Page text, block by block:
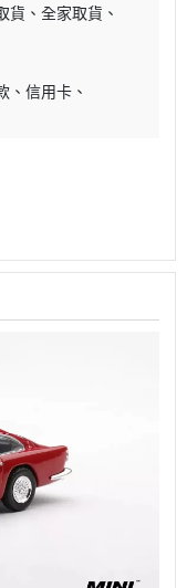
貨
全家取貨
信用卡